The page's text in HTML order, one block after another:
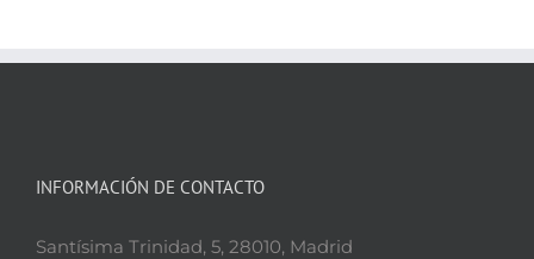
INFORMACIÓN DE CONTACTO
Santísima Trinidad, 5, 28010, Madrid